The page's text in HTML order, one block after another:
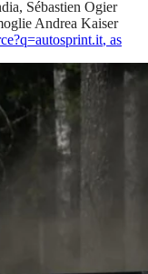
Sébastien Ogier
Andrea Kaiser
, as